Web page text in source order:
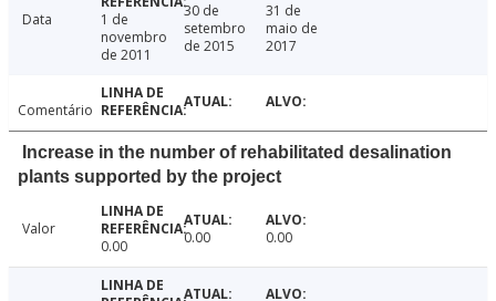
Data
1 de
novembro
de 2011
30 de
setembro
de 2015
31 de
maio de
2017
Comentário
Increase in the number of rehabilitated desalination
plants supported by the project
Valor
0.00
0.00 0.00